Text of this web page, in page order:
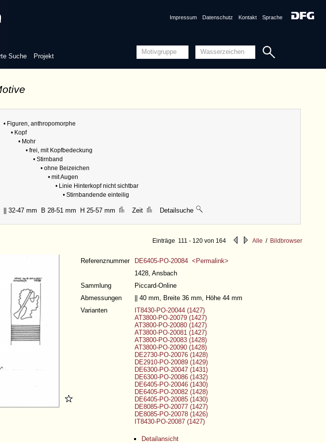
Suche Projekt
Impressum Datenschutz Kontakt Sprache
• Figuren, anthropomorphe
• Kopf
• Mohr
• frei, mit Kopfbedeckung
• Stirnband
• ohne Beizeichen
• mit Augen
• Linie Hinterkopf nicht sichtbar
• Stirnbandende einteilig
|| 32-47 mm B 28-51 mm H 25-57 mm Zeit Detailsuche
Einträge 111 - 120 von 164 Alle / Bildbrowser
1428, o. O.
DE8085-PO-20077 (1427)
Referenznummer
DE6405-PO-20084 <Permalink>
1428, Ansbach
Sammlung
Piccard-Online
Abmessungen
|| 40 mm, Breite 36 mm, Höhe 44 mm
Varianten
IT8430-PO-20044 (1427)
AT3800-PO-20079 (1427)
AT3800-PO-20080 (1427)
AT3800-PO-20081 (1427)
AT3800-PO-20083 (1428)
AT3800-PO-20090 (1428)
DE2730-PO-20076 (1428)
DE2910-PO-20089 (1429)
DE6300-PO-20047 (1431)
DE6300-PO-20086 (1432)
DE6405-PO-20046 (1430)
DE6405-PO-20082 (1428)
DE6405-PO-20085 (1430)
DE8085-PO-20077 (1427)
DE8085-PO-20078 (1426)
IT8430-PO-20087 (1427)
Detailansicht